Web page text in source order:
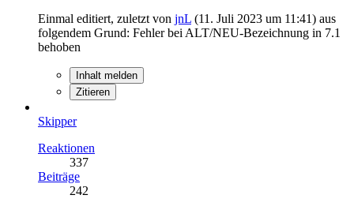
Einmal editiert, zuletzt von jnL (11. Juli 2023 um 11:41) aus
folgendem Grund: Fehler bei ALT/NEU-Bezeichnung in 7.1
behoben
Inhalt melden
Zitieren
Skipper
Reaktionen
337
Beiträge
242